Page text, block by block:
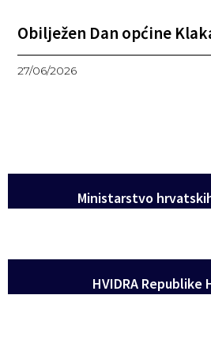
Obilježen Dan općine
27/06/2026
Ministarstvo
HVIDRA Republike